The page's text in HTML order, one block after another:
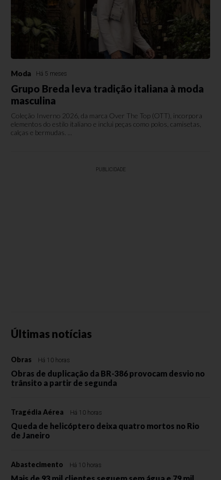
Moda Há 5 meses
Grupo Breda leva tradição italiana à moda
masculina
Coleção Inverno 2026, da marca Over The Top (OTT), incorpora
elementos do estilo italiano e inclui peças como polos, camisetas,
calças e bermudas. ...
PUBLICIDADE
Últimas notícias
Obras Há 10 horas
Obras de duplicação da BR-386 provocam desvio no
trânsito a partir de segunda
Tragédia Aérea Há 10 horas
Queda de helicóptero deixa quatro mortos no Rio
de Janeiro
Abastecimento Há 10 horas